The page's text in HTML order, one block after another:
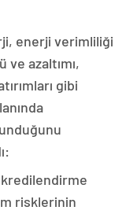
enerji verimliliği
azaltımı,
gibi
risklerinin